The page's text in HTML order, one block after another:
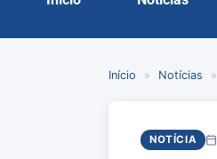
Início » Notícias »
NOTÍCIA